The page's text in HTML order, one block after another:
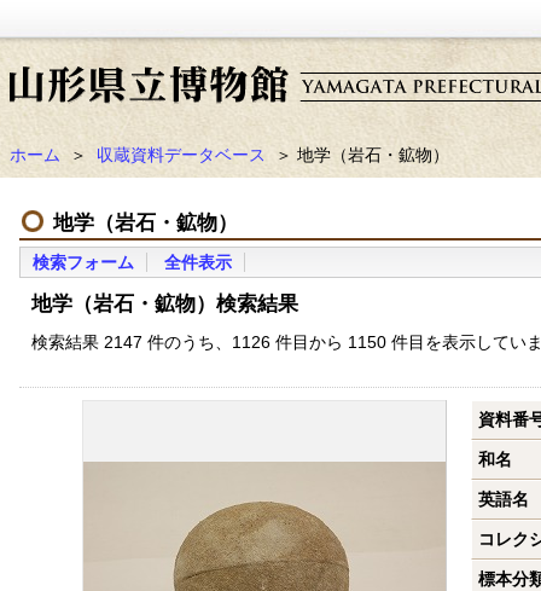
ホーム ＞ 収蔵資料データベース ＞ 地学（岩石・鉱物）
地学（岩石・鉱物）
検索フォーム 全件表示
地学（岩石・鉱物）検索結果
検索結果 2147 件のうち、1126 件目から 1150 件目を表示してい
資料番
和名
英語名
コレク
標本分